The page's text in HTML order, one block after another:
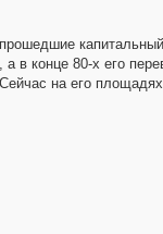
в конце 80-х его
на его